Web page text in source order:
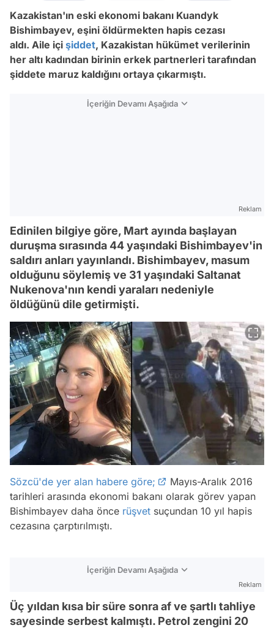
Kazakistan'ın eski ekonomi bakanı Kuandyk
Bishimbayev, eşini öldürmekten hapis cezası
aldı. Aile içi şiddet, Kazakistan hükümet verilerinin
her altı kadından birinin erkek partnerleri tarafından
şiddete maruz kaldığını ortaya çıkarmıştı.
İçeriğin Devamı Aşağıda
Reklam
Edinilen bilgiye göre, Mart ayında başlayan
duruşma sırasında 44 yaşındaki Bishimbayev'in
saldırı anları yayınlandı. Bishimbayev, masum
olduğunu söylemiş ve 31 yaşındaki Saltanat
Nukenova'nın kendi yaraları nedeniyle
öldüğünü dile getirmişti.
Sözcü'de yer alan habere göre;
Mayıs-Aralık 2016
tarihleri arasında ekonomi bakanı olarak görev yapan
Bishimbayev daha önce rüşvet suçundan 10 yıl hapis
cezasına çarptırılmıştı.
İçeriğin Devamı Aşağıda
Reklam
Üç yıldan kısa bir süre sonra af ve şartlı tahliye
sayesinde serbest kalmıştı. Petrol zengini 20